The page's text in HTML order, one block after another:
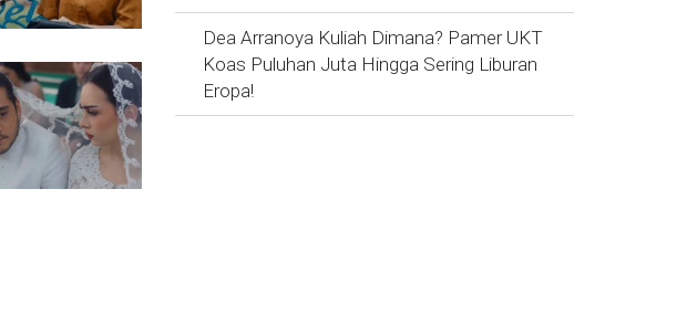
Dea Arranoya Kuliah Dimana? Pamer UKT
Koas Puluhan Juta Hingga Sering Liburan
Eropa!